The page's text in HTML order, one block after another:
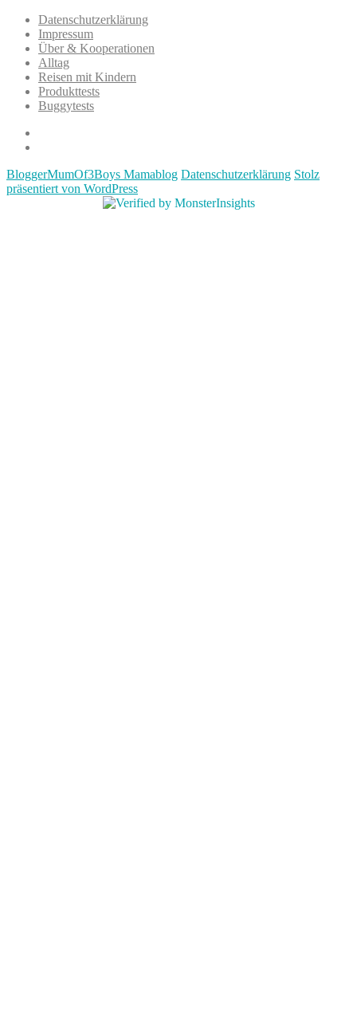
Datenschutzerklärung
Impressum
Über & Kooperationen
Alltag
Reisen mit Kindern
Produkttests
Buggytests
BloggerMumOf3Boys Mamablog Datenschutzerklärung Stolz
präsentiert von WordPress